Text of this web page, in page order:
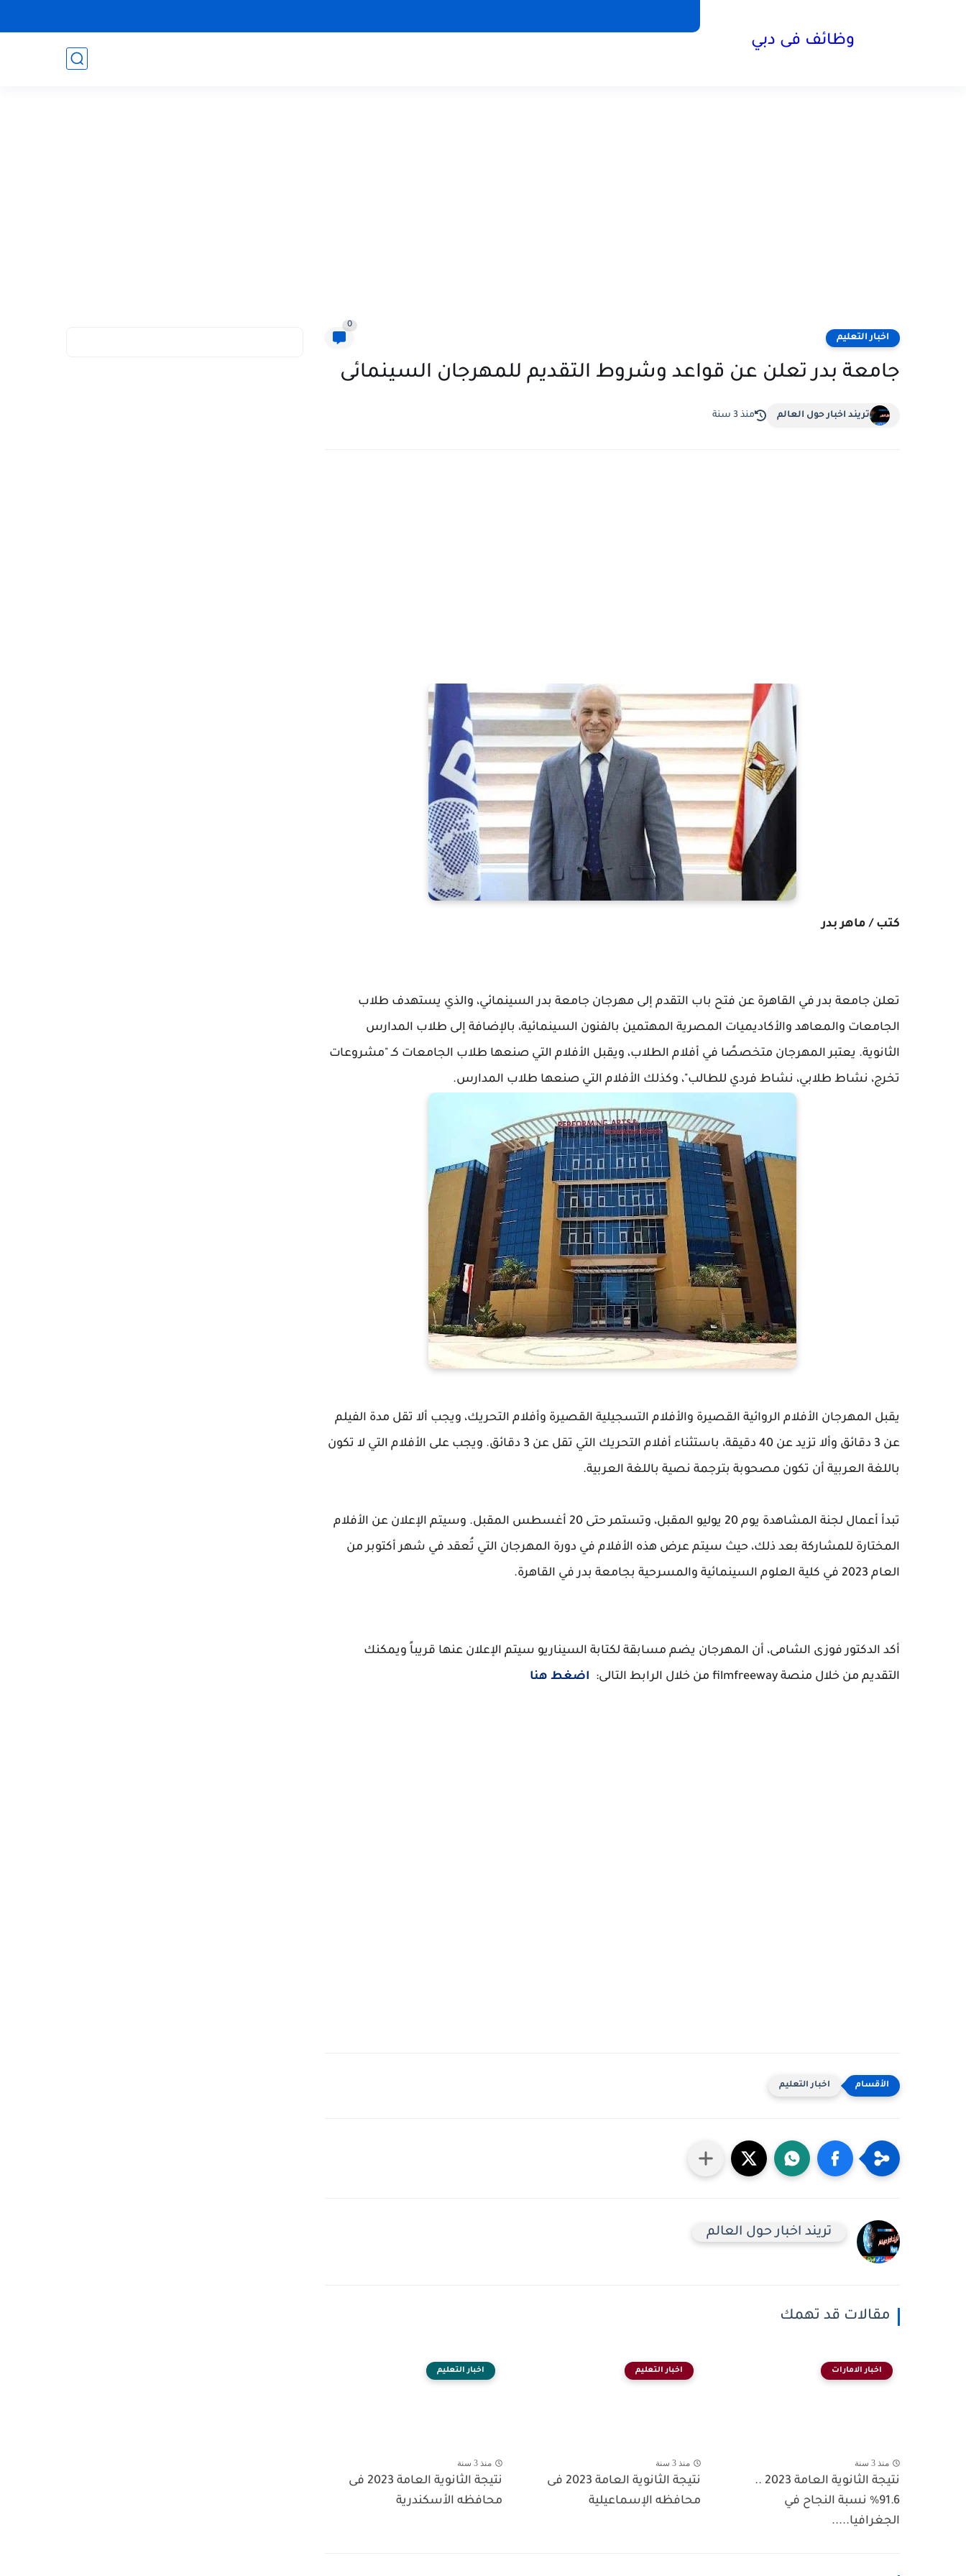
وظائف فى دبي
اخبار التعليم
0
جامعة بدر تعلن عن قواعد وشروط التقديم للمهرجان السينمائى
تريند اخبار حول العالم منذ 3 سنة
كتب / ماهر بدر
تعلن جامعة بدر في القاهرة عن فتح باب التقدم إلى مهرجان جامعة بدر السينمائي، والذي يستهدف طلاب
الجامعات والمعاهد والأكاديميات المصرية المهتمين بالفنون السينمائية، بالإضافة إلى طلاب المدارس
الثانوية. يعتبر المهرجان متخصصًا في أفلام الطلاب، ويقبل الأفلام التي صنعها طلاب الجامعات كـ "مشروعات
تخرج، نشاط طلابي، نشاط فردي للطالب"، وكذلك الأفلام التي صنعها طلاب المدارس.
يقبل المهرجان الأفلام الروائية القصيرة والأفلام التسجيلية القصيرة وأفلام التحريك، ويجب ألا تقل مدة الفيلم
عن 3 دقائق وألا تزيد عن 40 دقيقة، باستثناء أفلام التحريك التي تقل عن 3 دقائق. ويجب على الأفلام التي لا تكون
باللغة العربية أن تكون مصحوبة بترجمة نصية باللغة العربية.
تبدأ أعمال لجنة المشاهدة يوم 20 يوليو المقبل، وتستمر حتى 20 أغسطس المقبل. وسيتم الإعلان عن الأفلام
المختارة للمشاركة بعد ذلك، حيث سيتم عرض هذه الأفلام في دورة المهرجان التي تُعقد في شهر أكتوبر من
العام 2023 في كلية العلوم السينمائية والمسرحية بجامعة بدر في القاهرة.
أكد الدكتور فوزى الشامى، أن المهرجان يضم مسابقة لكتابة السيناريو سيتم الإعلان عنها قريباً ويمكنك
التقديم من خلال منصة filmfreeway من خلال الرابط التالى:
اضغط هنا
اخبار التعليم
تريند اخبار حول العالم
مقالات قد تهمك
اخبار الامارات
منذ 3 سنة
نتيجة الثانوية العامة 2023 ..
91.6%؜ نسبة النجاح في
الجغرافيا.....
اخبار التعليم
منذ 3 سنة
نتيجة الثانوية العامة 2023 فى
محافظه الإسماعيلية
اخبار التعليم
منذ 3 سنة
نتيجة الثانوية العامة 2023 فى
محافظه الأسكندرية